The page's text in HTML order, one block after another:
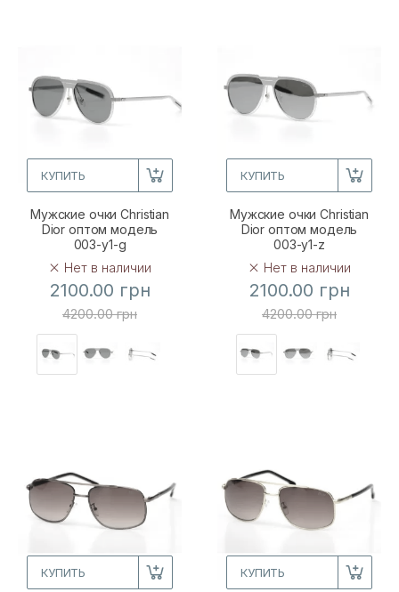
КУПИТЬ
Мужские очки Christian
Dior оптом модель
003-y1-g
Нет в наличии
2100.00 грн
4200.00 грн
КУПИТЬ
Мужские очки Christian
Dior оптом модель
003-y1-z
Нет в наличии
2100.00 грн
4200.00 грн
КУПИТЬ КУПИТЬ